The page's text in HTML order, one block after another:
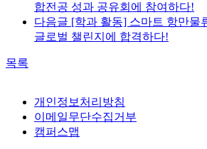
합전공 성과 공유회에 참여하다!
다음글 [학과 활동] 스마트 항만물
글로벌 챌린지에 합격하다!
목록
개인정보처리방침
이메일무단수집거부
캠퍼스맵